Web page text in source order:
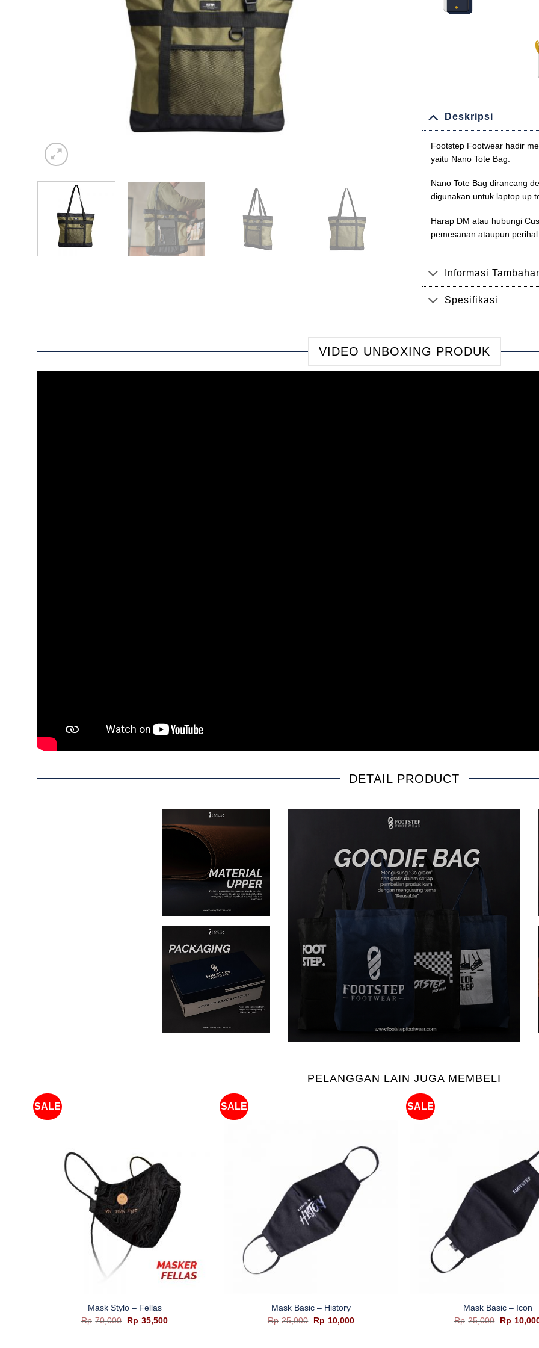
Deskripsi
Footstep Footwear hadir
yaitu Nano Tote Bag.
Nano Tote Bag dirancang
digunakan untuk laptop up
Harap DM atau hubungi
pemesanan ataupun
Informasi
Spesifikasi
VIDEO UNBOXING PRODUK
DETAIL PRODUCT
PELANGGAN LAIN JUGA MEMBELI
SALE
Mask Stylo – Fellas
Rp 70,000
Harga
aslinya
Rp 35,500Harga
SALE
Mask Basic – History
Rp 25,000
Harga
aslinya
Rp 10,000Harga
SALE
Mask Basic – Icon
Rp 25,000
Harga
aslinya
Rp